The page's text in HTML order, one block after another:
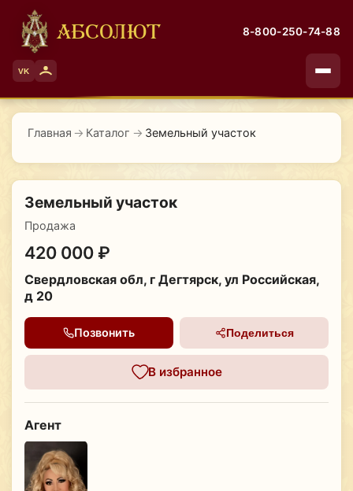
АБСОЛЮТ 8-800-250-74-88
VK
Главная → Каталог → Земельный участок
Земельный участок
Продажа
420 000 ₽
Свердловская обл, г Дегтярск, ул Российская,
д 20
Позвонить Поделиться
В избранное
Агент